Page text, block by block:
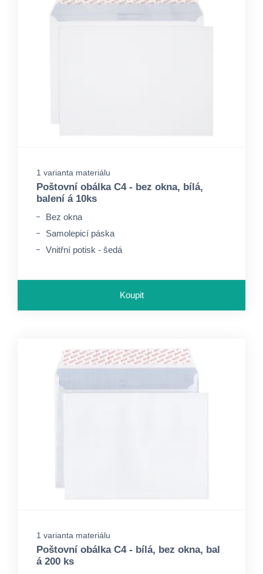
1 varianta materiálu
Poštovní obálka C4 - bez okna, bílá,
balení á 10ks
Bez okna
Samolepicí páska
Vnitřní potisk - šedá
Koupit
1 varianta materiálu
Poštovní obálka C4 - bílá, bez okna, bal
á 200 ks